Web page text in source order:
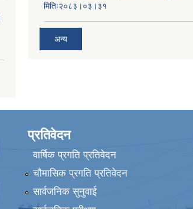
मितिः२०८३।०३।३१
अन्य
प्रतिवेदन
वार्षिक प्रगति प्रतिवेदन
चौमासिक प्रगति प्रतिवेदन
सार्वजनिक सुनुवाई